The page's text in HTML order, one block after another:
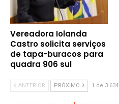
Vereadora Iolanda
Castro solicita serviços
de tapa-buracos para
quadra 906 sul
ANTERIOR PRÓXIMO 1 de 3.634